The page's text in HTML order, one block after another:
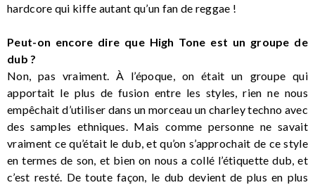
hardcore qui kiffe autant qu’un fan de reggae !
Peut-on encore dire que High Tone est un groupe de
dub ?
Non, pas vraiment. À l’époque, on était un groupe qui
apportait le plus de fusion entre les styles, rien ne nous
empêchait d’utiliser dans un morceau un charley techno avec
des samples ethniques. Mais comme personne ne savait
vraiment ce qu’était le dub, et qu’on s’approchait de ce style
en termes de son, et bien on nous a collé l’étiquette dub, et
c’est resté. De toute façon, le dub devient de plus en plus